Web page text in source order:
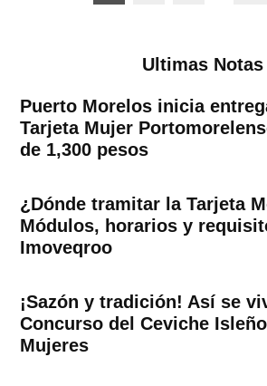
Ultimas Notas
Puerto Morelos inicia
Tarjeta Mujer
de 1,300 pesos
¿Dónde tramitar la Tarjeta
Módulos, horarios y
Imoveqroo
¡Sazón y tradición! Así se
Concurso del Ceviche
Mujeres